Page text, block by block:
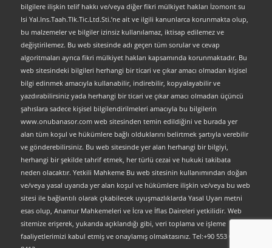
bilgilere ilişkin telif hakkı ve/veya diğer fikri mülkiyet hakları İzomont su
Isi Yal.Ins.Taah.Tlk.Tic.Ltd.Sti.’ne ait ve ilgili kanunlarca korunmakta olup,
bu malzemeler ve bilgiler izinsiz kullanılamaz, iktisap edilemez ve
değiştirilemez. Bu web sitesinde adı geçen tüm sorular ve cevap
algoritmaları ayrıca fikri mülkiyet hakları kapsamında korunmaktadır. Bu
web sitesindeki bilgileri herhangi bir ticari ve çıkar amacı olmadan kişisel
bilgi edinmek amacıyla kullanabilir, indirebilir, kopyalayabilir ve
yazdırabilirsiniz yada herhangi bir ticari ve çıkar amacı olmadan üçüncü
şahıslara sadece kişisel bilgilendirilmeleri amacıyla bu bilgilerin
www.onubanasor.com web sitesinden temin edildiğini ve burada yer
alan tüm koşul ve hükümlere bağlı olduklarını belirtmek şartıyla verebilir
ve gönderebilirsiniz. Bu web sitesinde yer alan herhangi bir bilgiyi,
herhangi bir şekilde tahrif etmek, her türlü cezai ve hukuki takibata
neden olacaktır. Yetkili Mahkeme Bu web sitesinin kullanımından doğan
ve/veya yasal uyarıda yer alan koşul ve hükümlere ilişkin ve/veya bu web
sitesi ile bağlantılı olarak çıkabilecek uyuşmazlıklarda Yasal Uyarı metni
esas olup, Anamur Mahkemeleri ve İcra ve İflas Daireleri yetkilidir. Web
sitemize erişerek, yukarıda açıklandığı gibi, veri toplama ve işleme
faaliyetlerimizi kabul etmiş ve onaylamış olmaktasınız. Tel:+90 553 063